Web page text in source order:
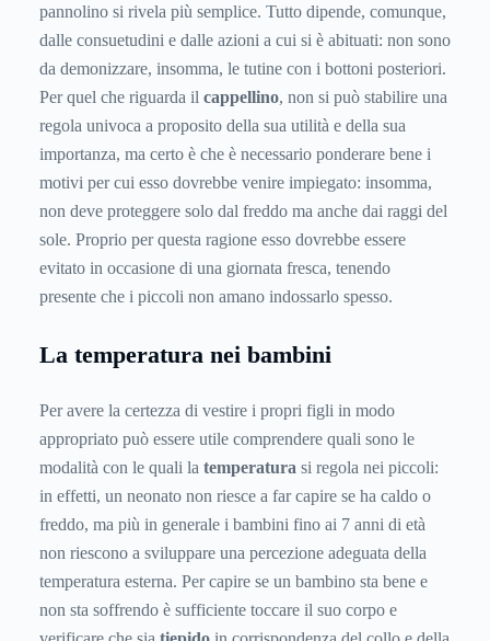
pannolino si rivela più semplice. Tutto dipende, comunque,
dalle consuetudini e dalle azioni a cui si è abituati: non sono
da demonizzare, insomma, le tutine con i bottoni posteriori.
Per quel che riguarda il cappellino, non si può stabilire una
regola univoca a proposito della sua utilità e della sua
importanza, ma certo è che è necessario ponderare bene i
motivi per cui esso dovrebbe venire impiegato: insomma,
non deve proteggere solo dal freddo ma anche dai raggi del
sole. Proprio per questa ragione esso dovrebbe essere
evitato in occasione di una giornata fresca, tenendo
presente che i piccoli non amano indossarlo spesso.
La temperatura nei bambini
Per avere la certezza di vestire i propri figli in modo
appropriato può essere utile comprendere quali sono le
modalità con le quali la temperatura si regola nei piccoli:
in effetti, un neonato non riesce a far capire se ha caldo o
freddo, ma più in generale i bambini fino ai 7 anni di età
non riescono a sviluppare una percezione adeguata della
temperatura esterna. Per capire se un bambino sta bene e
non sta soffrendo è sufficiente toccare il suo corpo e